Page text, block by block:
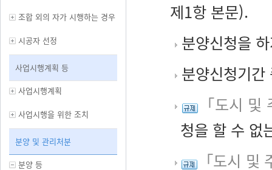
조합 외의 자가 시행하는 경우
시공자 선정
사업시행계획 등
사업시행계획
사업시행을 위한 조치
분양 및 관리처분
분양 등
제1항 본문).
분양신청을
분양신청기
「도시
청을 할 수 없
「도시 및